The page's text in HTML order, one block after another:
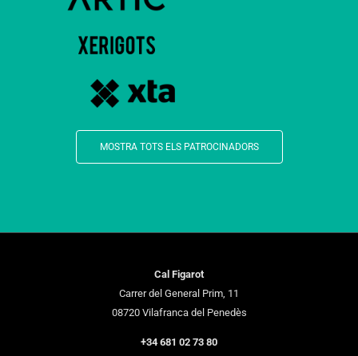
MOSTRA TOTS ELS PATROCINADORS
Cal Figarot
Carrer del General Prim, 11
08720 Vilafranca del Penedès
+34 681 02 73 80